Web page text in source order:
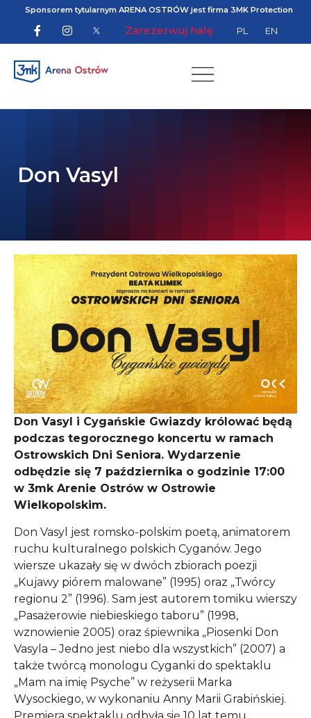
Sponsorem tytularnym ARENA OSTRÓW jest firma 3MK Protection
Zarezerwuj halę PL EN
Don Vasyl
Don Vasyl i Cygańskie Gwiazdy królować będą
podczas tegorocznego koncertu w ramach
Ostrowskich Dni Seniora. Wydarzenie
odbędzie się 7 października o godzinie 17:00
w 3mk Arenie Ostrów w Ostrowie
Wielkopolskim.
Don Vasyl jest romsko-polskim poetą, animatorem
ruchu kulturalnego polskich Cyganów. Jego
wiersze ukazały się w dwóch zbiorach poezji
„Kujawy piórem malowane” (1995) oraz „Twórcy
regionu 2” (1996). Sam jest autorem tomiku wierszy
„Pasażerowie niebieskiego taboru” (1998,
wznowienie 2005) oraz śpiewnika „Piosenki Don
Vasyla – Jedno jest niebo dla wszystkich” (2007) a
także twórcą monologu Cyganki do spektaklu
„Mam na imię Psyche” w reżyserii Marka
Wysockiego, w wykonaniu Anny Marii Grabińskiej.